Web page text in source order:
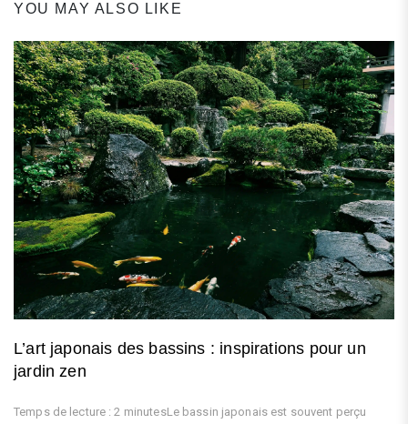
YOU MAY ALSO LIKE
L’art japonais des bassins : inspirations pour un
jardin zen
Temps de lecture : 2 minutesLe bassin japonais est souvent perçu